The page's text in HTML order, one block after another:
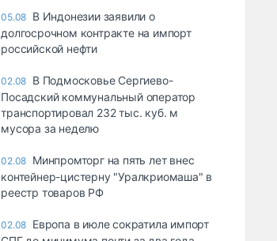
05.08 В Индонезии заявили о
долгосрочном контракте на импорт
российской нефти
02.08 В Подмосковье Сергиево-
Посадский коммунальный оператор
транспортировал 232 тыс. куб. м
мусора за неделю
02.08 Минпромторг на пять лет внес
контейнер-цистерну "Уралкриомаша" в
реестр товаров РФ
02.08 Европа в июле сократила импорт